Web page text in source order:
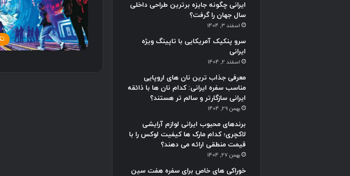
ایرانی چگونه جایزه برترین طراحی داخلی
سال جهان را گرفت؟
اسفند 3, 1404
سرو پنکیک آمریکایی با تاپینگ ویژه
ایرانی
اسفند 2, 1404
معرفی جذاب ترین نان های اروپایی
مناسب سفره ایرانی: کدام نان ها با ذائقه
ایرانی سازگارتر و سالم تر هستند؟
بهمن 29, 1404
برندهای محبوب ایرانی لوازم آرایشی
لاکچری؛ کدام مارک ها کیفیت لوکس را با
قیمت منطقی ارائه می دهند؟
بهمن 27, 1404
خوراکی های خاص برای سفره هفت سین